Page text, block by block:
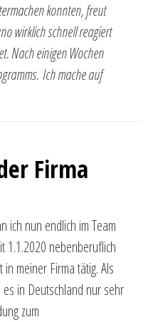
konnten, freut
wirklich schnell reagiert
Nach einigen Wochen
Ich mache auf
Firma
ich nun endlich im Team
nebenberuflich
meiner Firma tätig. Als
in Deutschland nur sehr
zum